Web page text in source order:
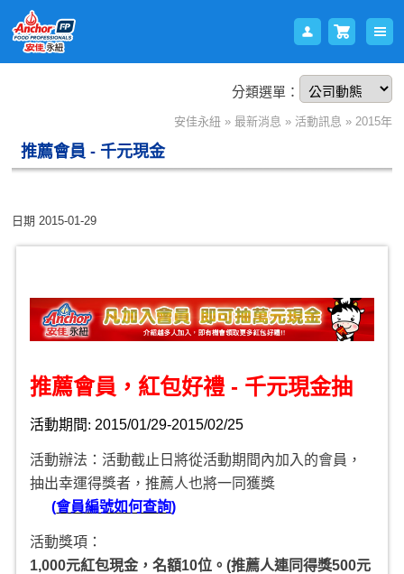
分類選單：
安佳永紐» 最新消息 » 活動訊息 » 2015年
推薦會員 - 千元現金
日期2015-01-29
推薦會員，紅包好禮 - 千元現金抽
活動期間: 2015/01/29-2015/02/25
活動辦法：活動截止日將從活動期間內加入的會員，
抽出幸運得獎者，推薦人也將一同獲獎
(會員編號如何查詢)
活動獎項 ：
1,000元紅包現金，名額10位。(推薦人連同得獎500元